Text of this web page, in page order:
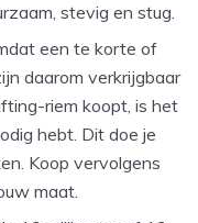
stevig en stug.
een te korte of
daarom verkrijgbaar
riem koopt, is het
hebt. Dit doe je
Koop vervolgens
maat.